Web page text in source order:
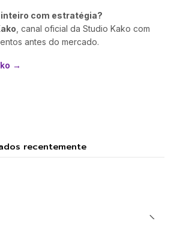
inteiro com estratégia?
, canal oficial da Studio Kako com
antes do mercado.
→
recentemente